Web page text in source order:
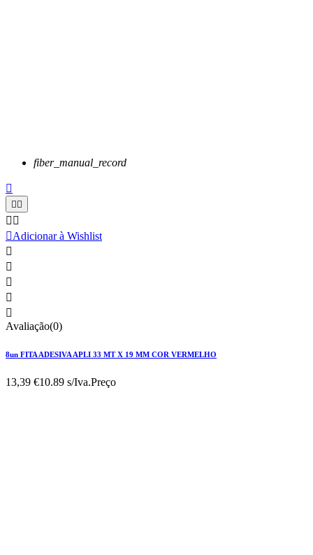
fiber_manual_record

 
 
Adicionar à Wishlist





Avaliação(0)
8un FITA ADESIVA APLI 33 MT X 19 MM COR VERMELHO
13,39 €10.89 s/Iva.Preço